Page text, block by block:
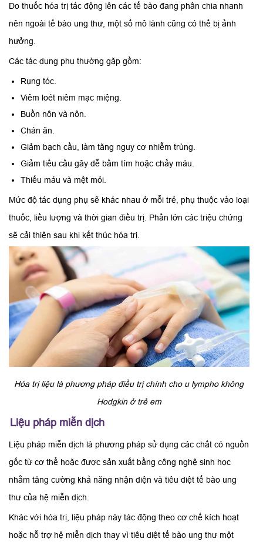
Do thuốc hóa trị tác động lên các tế bào đang phân chia nhanh
nên ngoài tế bào ung thư, một số mô lành cũng có thể bị ảnh
hưởng.
Các tác dụng phụ thường gặp gồm:
Rụng tóc.
Viêm loét niêm mạc miệng.
Buồn nôn và nôn.
Chán ăn.
Giảm bạch cầu, làm tăng nguy cơ nhiễm trùng.
Giảm tiểu cầu gây dễ bầm tím hoặc chảy máu.
Thiếu máu và mệt mỏi.
Mức độ tác dụng phụ sẽ khác nhau ở mỗi trẻ, phụ thuộc vào loại
thuốc, liều lượng và thời gian điều trị. Phần lớn các triệu chứng
sẽ cải thiện sau khi kết thúc hóa trị.
Hóa trị liệu là phương pháp điều trị chính cho u lympho không
Hodgkin ở trẻ em
Liệu pháp miễn dịch
Liệu pháp miễn dịch là phương pháp sử dụng các chất có nguồn
gốc từ cơ thể hoặc được sản xuất bằng công nghệ sinh học
nhằm tăng cường khả năng nhận diện và tiêu diệt tế bào ung
thư của hệ miễn dịch.
Khác với hóa trị, liệu pháp này tác động theo cơ chế kích hoạt
hoặc hỗ trợ hệ miễn dịch thay vì tiêu diệt tế bào ung thư một